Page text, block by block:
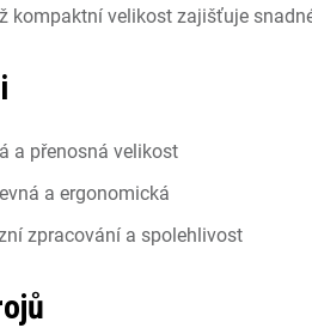
kompaktní velikost zajišťuje
a přenosná velikost
a ergonomická
zpracování a spolehlivost